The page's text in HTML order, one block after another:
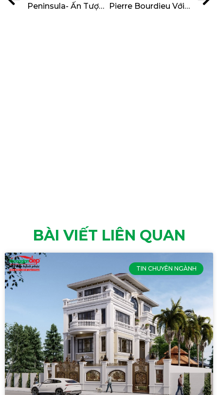
Peninsula- Ấn Tượng Bởi Thiết Kế Hiện Đại Ở California Pierre Bourdieu Với Thuyết Cấu Trúc Phát Sinh Của Ông
BÀI VIẾT LIÊN QUAN
TIN CHUYÊN NGÀNH